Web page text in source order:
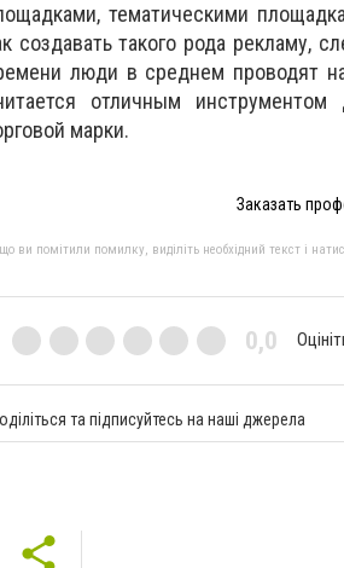
тематическими
создавать такого рода рекламу,
люди в среднем проводят
отличным
марки.
Заказать
ви помітили помилку, виділіть необхідний текст і
0,0
та підписуйтесь на наші джерела